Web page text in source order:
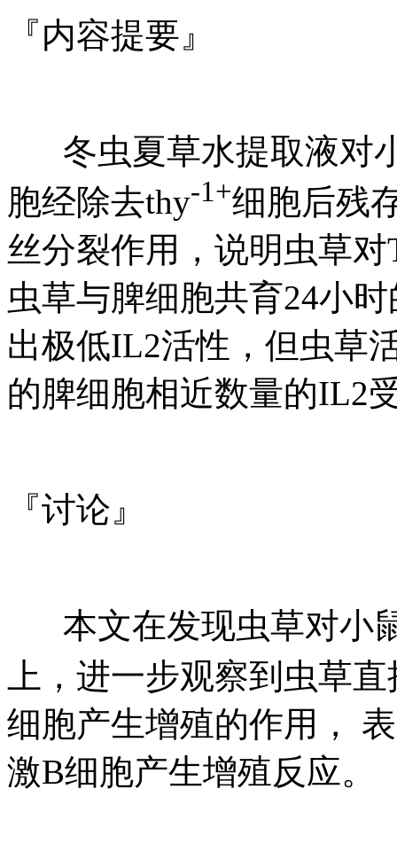
『内容提要』
冬虫夏草水提取液对
胞经除去thy-1+细胞后残
丝分裂作用，说明虫草
虫草与脾细胞共育24小
出极低IL2活性，但虫草
的脾细胞相近数量的IL2
『讨论』
本文在发现虫草对小
上，进一步观察到虫草
细胞产生增殖的作用，
激B细胞产生增殖反应。